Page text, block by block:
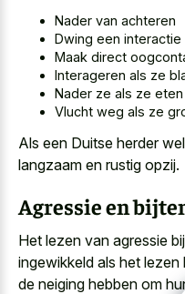
Nader van achteren
Dwing een
Maak direct
Interageren als ze
Nader ze als ze
Vlucht weg als ze
Als een Duitse herder
langzaam en rustig opzij.
Agressie en
Het lezen van agressie
ingewikkeld als het
de neiging hebben om